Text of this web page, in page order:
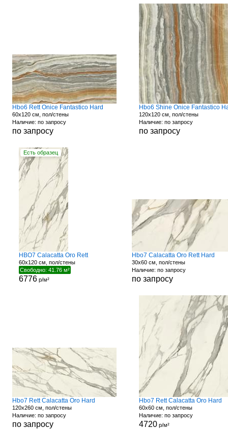
Hbo6 Rett Onice Fantastico Hard
60x120 см, пол/стены
Наличие: по запросу
по запросу
Hbo6 Shine Onice Fantastico
120x120 см, пол/стены
Наличие: по запросу
по запросу
Есть образец
HBO7 Calacatta Oro Rett
60x120 см, пол/стены
Свободно: 41.76 м²
6776 р/м²
Hbo7 Calacatta Oro Rett Hard
30x60 см, пол/стены
Наличие: по запросу
по запросу
Hbo7 Rett Calacatta Oro Hard
120x260 см, пол/стены
Наличие: по запросу
по запросу
Hbo7 Rett Calacatta Oro Hard
60x60 см, пол/стены
Наличие: по запросу
4720р/м²